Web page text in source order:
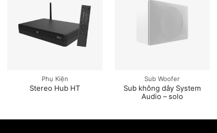
Phụ Kiện
Stereo Hub HT
Sub Woofer
Sub không dây System
Audio – solo